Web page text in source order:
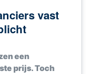
vast
een
prijs. Toch